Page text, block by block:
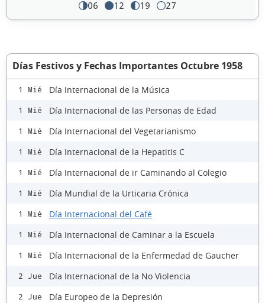
06 12 19 27
Días Festivos y Fechas Importantes Octubre 1958
1 Mié Día Internacional de la Música
1 Mié Día Internacional de las Personas de Edad
1 Mié Día Internacional del Vegetarianismo
1 Mié Día Internacional de la Hepatitis C
1 Mié Día Internacional de ir Caminando al Colegio
1 Mié Día Mundial de la Urticaria Crónica
1 Mié Día Internacional del Café
1 Mié Día Internacional de Caminar a la Escuela
1 Mié Día Internacional de la Enfermedad de Gaucher
2 Jue Día Internacional de la No Violencia
2 Jue Día Europeo de la Depresión